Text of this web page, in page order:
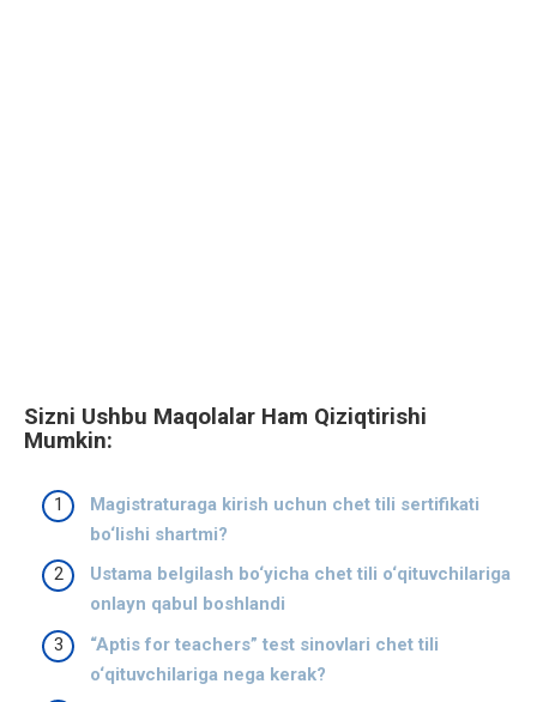
Sizni Ushbu Maqolalar Ham Qiziqtirishi
Mumkin:
Magistraturaga kirish uchun chet tili sertifikati
bo‘lishi shartmi?
Ustama belgilash bo‘yicha chet tili o‘qituvchilariga
onlayn qabul boshlandi
“Aptis for teachers” test sinovlari chet tili
o‘qituvchilariga nega kerak?